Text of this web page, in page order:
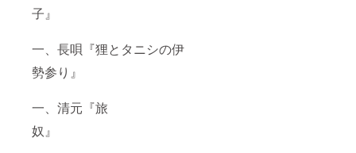
子』
一、長唄『狸とタニシの伊
勢参り』
一、清元『旅
奴』